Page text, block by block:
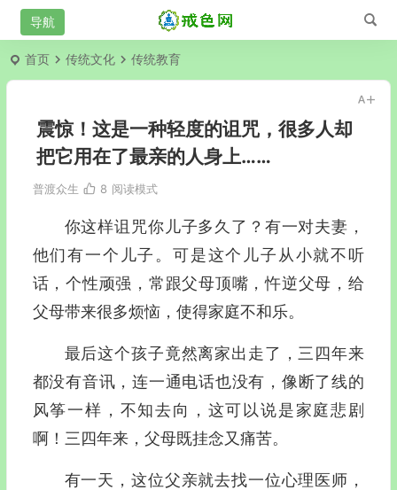
首页 传统文化 传统教育
震惊！这是一种轻度的诅咒，很多人却
把它用在了最亲的人身上……
普渡众生 8 阅读模式
你这样诅咒你儿子多久了？有一对夫妻，
他们有一个儿子。可是这个儿子从小就不听
话，个性顽强，常跟父母顶嘴，忤逆父母，给
父母带来很多烦恼，使得家庭不和乐。
最后这个孩子竟然离家出走了，三四年来
都没有音讯，连一通电话也没有，像断了线的
风筝一样，不知去向，这可以说是家庭悲剧
啊！三四年来，父母既挂念又痛苦。
有一天，这位父亲就去找一位心理医师，